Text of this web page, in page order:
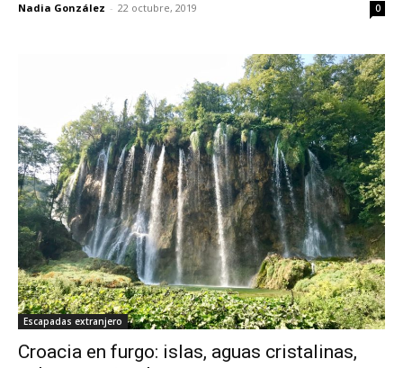
Nadia González - 22 octubre, 2019 0
Escapadas extranjero
Croacia en furgo: islas, aguas cristalinas,